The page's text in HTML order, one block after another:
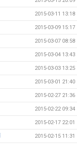
2015-03-11 13:18
2015-03-09 15:17
2015-03-07 08:58
2015-03-04 13:43
2015-03-03 13:25
2015-03-01 21:40
2015-02-27 21:36
2015-02-22 09:34
2015-02-17 22:01
2015-02-15 11:31